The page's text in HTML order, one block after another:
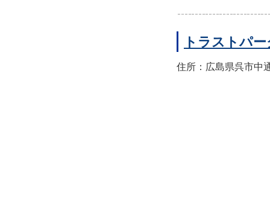
トラストパ
住所：広島県呉市中